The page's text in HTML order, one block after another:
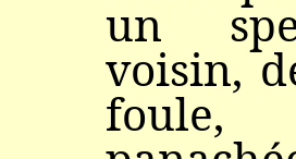
un
voisin,
foule,